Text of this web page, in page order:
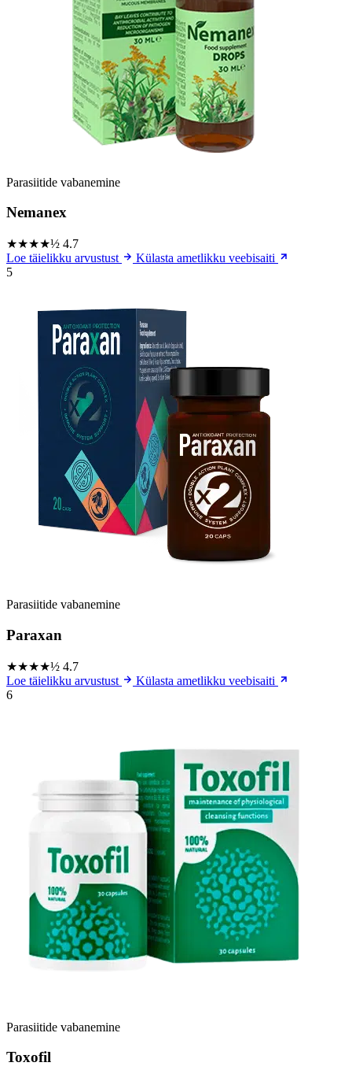
Parasiitide vabanemine
Nemanex
★★★★½ 4.7
Loe täielikku arvustust
Külasta ametlikku veebisaiti
5
Parasiitide vabanemine
Paraxan
★★★★½ 4.7
Loe täielikku arvustust
Külasta ametlikku veebisaiti
6
Parasiitide vabanemine
Toxofil